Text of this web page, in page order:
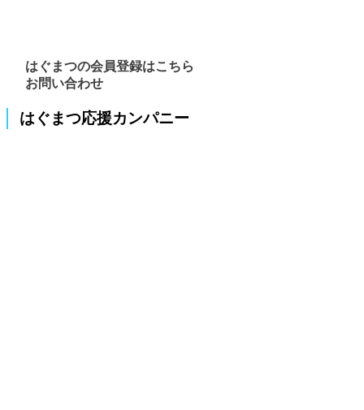
はぐまつの会員登録はこちら
お問い合わせ
はぐまつ応援カンパニー